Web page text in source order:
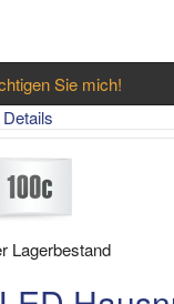
Sie mich!
Details
Lagerbestand